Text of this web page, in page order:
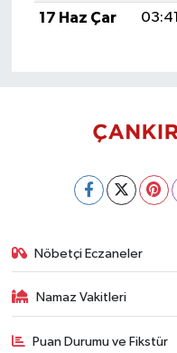
17 Haz Çar
03:41
Nöbetçi Eczaneler
Namaz Vakitleri
Puan Durumu ve Fikstür